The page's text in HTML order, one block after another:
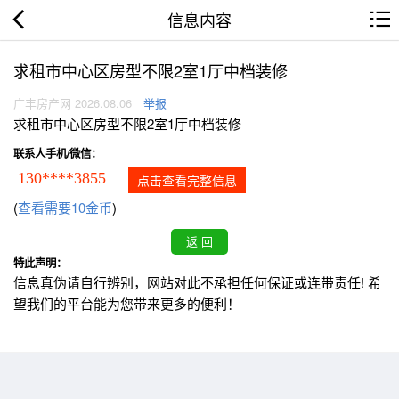
信息内容
求租市中心区房型不限2室1厅中档装修
广丰房产网 2026.08.06 举报
求租市中心区房型不限2室1厅中档装修
联系人手机/微信：
130****3855 点击查看完整信息
(查看需要10金币)
特此声明：
信息真伪请自行辨别，网站对此不承担任何保证或连带责任! 希
望我们的平台能为您带来更多的便利！